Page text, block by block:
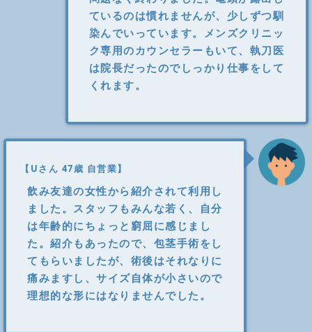
ているのは慣れませんが、少しずつ馴
染んでいっています。メンズクリニッ
ク専用のカウンセラーもいて、執刀医
は院長だったのでしっかり仕事をして
くれます。
【Uさん 47歳 自営業】
飲み友達の女性から紹介されて利用し
ました。スタッフもみんな若く、自分
は年齢的にちょっと窮屈に感じまし
た。紹介もあったので、包茎手術をし
てもらいましたが、術後はそれなりに
痛みますし、サイズ自体が小さいので
理想的な形にはなりませんでした。